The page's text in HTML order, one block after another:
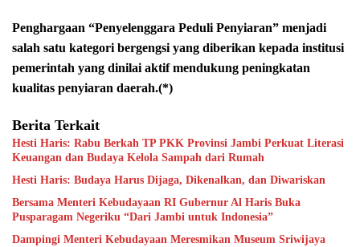
Penghargaan “Penyelenggara Peduli Penyiaran” menjadi
salah satu kategori bergengsi yang diberikan kepada institusi
pemerintah yang dinilai aktif mendukung peningkatan
kualitas penyiaran daerah.(*)
Berita Terkait
Hesti Haris: Rabu Berkah TP PKK Provinsi Jambi Perkuat Literasi
Keuangan dan Budaya Kelola Sampah dari Rumah
Hesti Haris: Budaya Harus Dijaga, Dikenalkan, dan Diwariskan
Bersama Menteri Kebudayaan RI Gubernur Al Haris Buka
Pusparagam Negeriku “Dari Jambi untuk Indonesia”
Dampingi Menteri Kebudayaan Meresmikan Museum Sriwijaya